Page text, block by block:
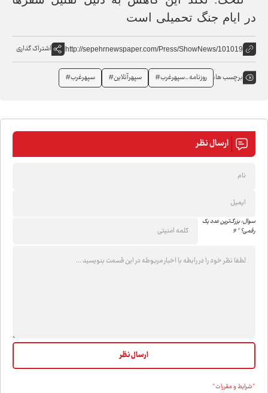
در ایام جنگ تحمیلی است
http://sepehrnewspaper.com/Press/ShowNews/101019 اشتراک گذاری
برچسب ها: روزنامه_سپهرغرب# سپهرآنلاین# سپهرغرب#
ارسال نظر
سوال: بزرگ‌ترین عدد یک
رقمی؟ * 9
*شرایط و مقررات*